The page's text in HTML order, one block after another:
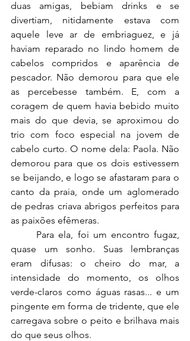
duas amigas, bebiam drinks e se
divertiam, nitidamente estava com
aquele leve ar de embriaguez, e já
haviam reparado no lindo homem de
cabelos compridos e aparência de
pescador. Não demorou para que ele
as percebesse também. E, com a
coragem de quem havia bebido muito
mais do que devia, se aproximou do
trio com foco especial na jovem de
cabelo curto. O nome dela: Paola. Não
demorou para que os dois estivessem
se beijando, e logo se afastaram para o
canto da praia, onde um aglomerado
de pedras criava abrigos perfeitos para
as paixões efêmeras.
quase um sonho. Suas lembranças
eram difusas: o cheiro do mar, a
intensidade do momento, os olhos
verde-claros como águas rasas... e um
pingente em forma de tridente, que ele
carregava sobre o peito e brilhava mais
do que seus olhos.